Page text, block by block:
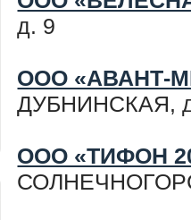
д. 9
ООО «АВАНТ-
ДУБНИНСКАЯ,
ООО «ТИФОН